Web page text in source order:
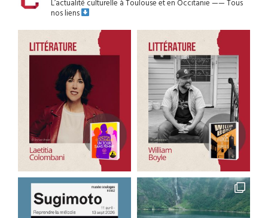
L’actualité culturelle à Toulouse et en Occitanie——Tous
nos liens